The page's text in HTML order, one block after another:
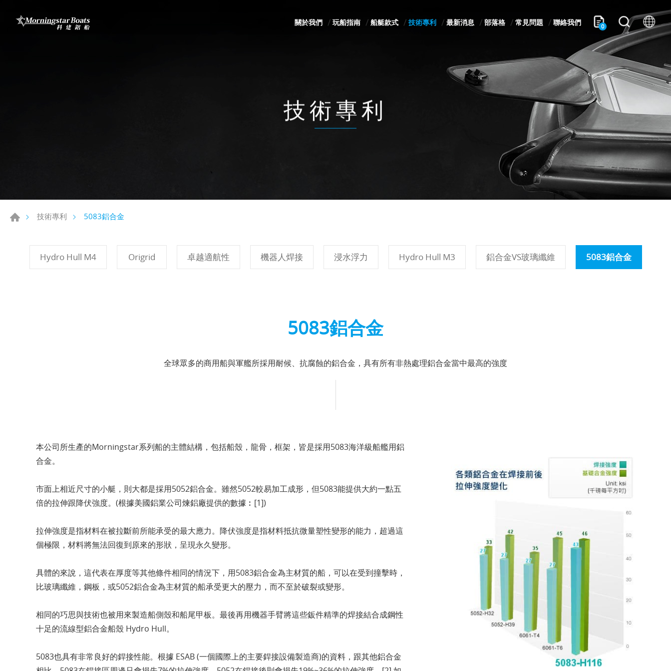
關於我們 玩船指南 船艇款式 技術專利 最新消息 部落格 常見問題 聯絡我們 0
技術專利
技術專利 5083鋁合金
Hydro Hull M4 Origrid 卓越適航性 機器人焊接 浸水浮力 Hydro Hull M3 鋁合金VS玻璃纖維 5083鋁合金
5083鋁合金
全球眾多的商用船與軍艦所採用耐候、抗腐蝕的鋁合金，具有所有非熱處理鋁合金當中最高的強度
本公司所生產的Morningstar系列船的主體結構，包括船殼，龍骨，框架，皆是採用5083海洋級船艦用鋁
合金。
市面上相近尺寸的小艇，則大都是採用5052鋁合金。雖然5052較易加工成形，但5083能提供大約一點五
倍的拉伸跟降伏強度。(根據美國鋁業公司煉鋁廠提供的數據︰[1])
拉伸強度是指材料在被拉斷前所能承受的最大應力。降伏強度是指材料抵抗微量塑性變形的能力，超過這
個極限，材料將無法回復到原來的形狀，呈現永久變形。
具體的來說，這代表在厚度等其他條件相同的情況下，用5083鋁合金為主材質的船，可以在受到撞擊時，
比玻璃纖維，鋼板，或5052鋁合金為主材質的船承受更大的壓力，而不至於破裂或變形。
相同的巧思與技術也被用來製造船側殼和船尾甲板。最後再用機器手臂將這些鈑件精準的焊接結合成鋼性
十足的流線型鋁合金船殼 Hydro Hull。
5083也具有非常良好的銲接性能。根據 ESAB (一個國際上的主要銲接設備製造商)的資料，跟其他鋁合金